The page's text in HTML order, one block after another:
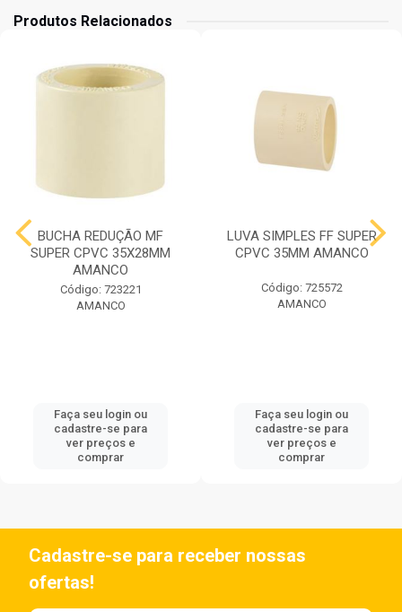
Produtos Relacionados
BUCHA REDUÇÃO MF
SUPER CPVC 35X28MM
AMANCO
Código: 723221
AMANCO
Faça seu login ou
cadastre-se para
ver preços e
comprar
LUVA SIMPLES FF SUPER
CPVC 35MM AMANCO
Código: 725572
AMANCO
Faça seu login ou
cadastre-se para
ver preços e
comprar
Cadastre-se para receber nossas
ofertas!